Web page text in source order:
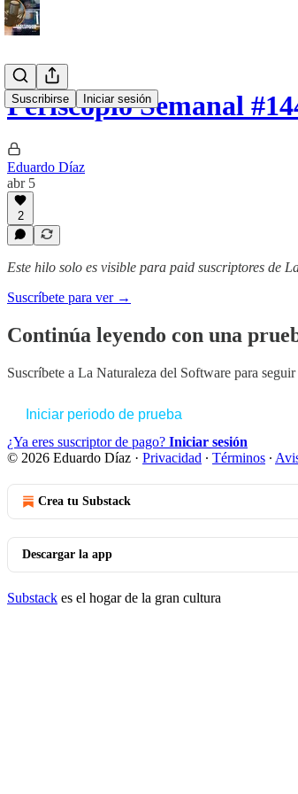
Suscribirse Iniciar sesión
Periscopio Semanal
Eduardo Díaz
abr 5
2
Este hilo solo es visible para paid suscriptores de
Suscríbete para ver →
Continúa leyendo con una
Suscríbete a La Naturaleza del Software para
Iniciar periodo de prueba
¿Ya eres suscriptor de pago? Iniciar sesión
© 2026 Eduardo Díaz · Privacidad ∙ Términos ∙
Crea tu Substack
Descargar la app
Substack es el hogar de la gran cultura